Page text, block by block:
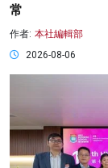
常
作者: 本社編輯部
2026-08-06